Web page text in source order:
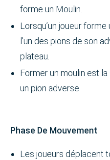
forme un Moulin.
Lorsqu’un joueur
l’un des pions de son
plateau.
Former un moulin est
un pion adverse.
Phase De Mouvement
Les joueurs déplacent